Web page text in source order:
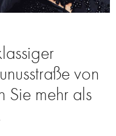
von
Sie mehr als